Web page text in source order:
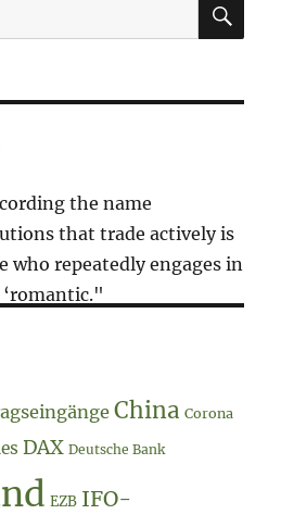
2018
–
the name
that trade actively is
who repeatedly engages in
China Corona
DAX Deutsche Bank
EZB IFO-